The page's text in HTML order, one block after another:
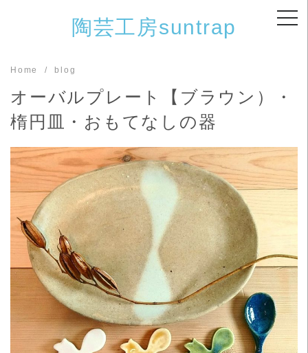
陶芸工房suntrap
Home blog
オーバルプレート【ブラウン）・
楕円皿・おもてなしの器